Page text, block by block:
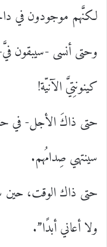
لكنَّهم موجودون في
وحتى أنسى -سيبقون
كينونتِيَّ الآنيّة!
حتى ذاكَ الأجل- في
سينتهي صِدامُهم.
حتى ذاك الوقت، حين
ولا أعاني أبدًا”.